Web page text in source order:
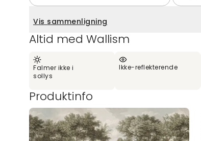
Vis sammenligning
Altid med Wallism
Falmer ikke i
sollys
Ikke-reflekterende
Produktinfo